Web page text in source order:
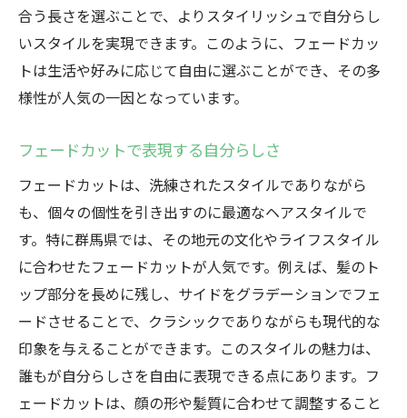
合う長さを選ぶことで、よりスタイリッシュで自分らし
いスタイルを実現できます。このように、フェードカッ
トは生活や好みに応じて自由に選ぶことができ、その多
様性が人気の一因となっています。
フェードカットで表現する自分らしさ
フェードカットは、洗練されたスタイルでありながら
も、個々の個性を引き出すのに最適なヘアスタイルで
す。特に群馬県では、その地元の文化やライフスタイル
に合わせたフェードカットが人気です。例えば、髪のト
ップ部分を長めに残し、サイドをグラデーションでフェ
ードさせることで、クラシックでありながらも現代的な
印象を与えることができます。このスタイルの魅力は、
誰もが自分らしさを自由に表現できる点にあります。フ
ェードカットは、顔の形や髪質に合わせて調整すること